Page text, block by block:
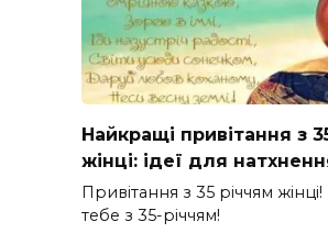
Найкращі привітання з
жінці: ідеї для
Привітання з 35 річчям жінці!
тебе з 35-річчям!